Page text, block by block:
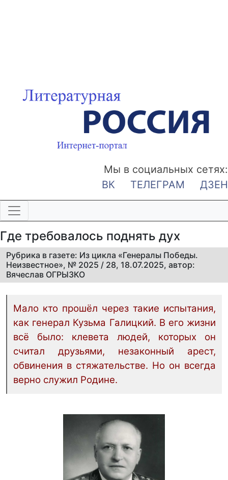
Мы в социальных сетях:
ВК
ТЕЛЕГРАМ ДЗЕН
Где требовалось поднять дух
Рубрика в газете: Из цикла «Генералы Победы.
Неизвестное», № 2025 / 28, 18.07.2025, автор:
Вячеслав ОГРЫЗКО
Мало кто прошёл через такие испытания,
как генерал Кузьма Галицкий. В его жизни
всё было: клевета людей, которых он
считал друзьями, незаконный арест,
обвинения в стяжательстве. Но он всегда
верно служил Родине.